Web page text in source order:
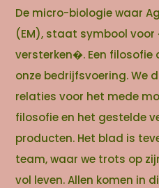
De micro-biologie waar
(EM), staat symbool
versterken�. Een
onze bedrijfsvoering. We
relaties voor het mede
filosofie en het gestelde
producten. Het blad is
team, waar we trots op
vol leven. Allen komen in